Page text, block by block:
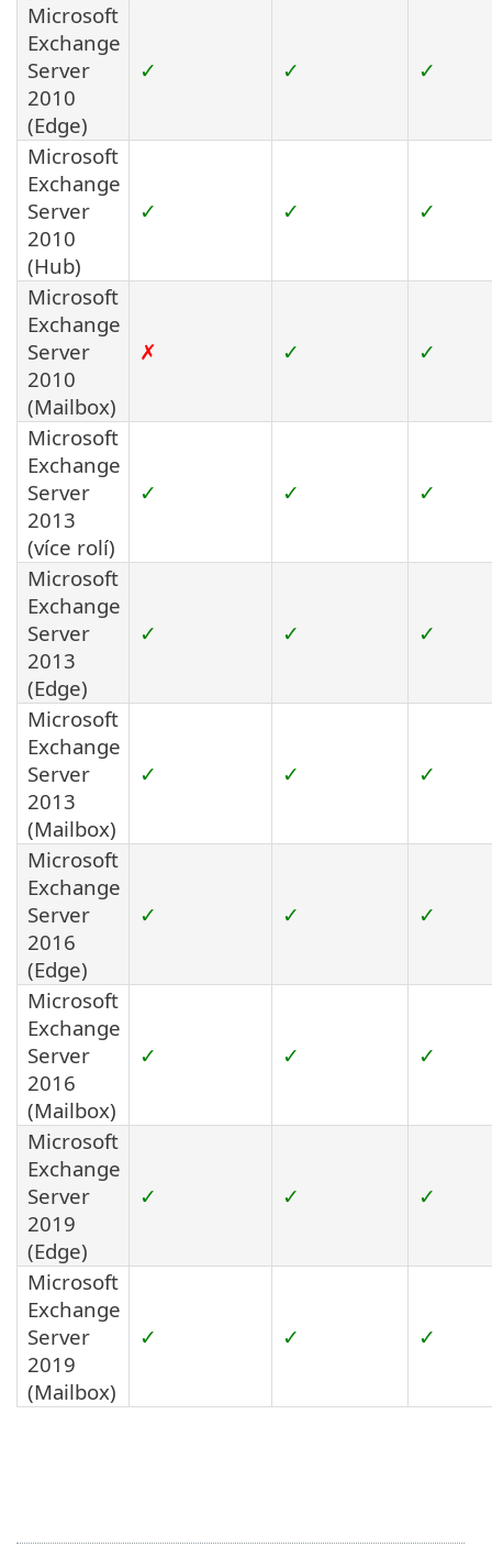
Microsoft
Exchange
Server
2010
(Edge)
✓ ✓ ✓
Microsoft
Exchange
Server
2010
(Hub)
✓ ✓ ✓
Microsoft
Exchange
Server
2010
(Mailbox)
✗ ✓ ✓
Microsoft
Exchange
Server
2013
(více rolí)
✓ ✓ ✓
Microsoft
Exchange
Server
2013
(Edge)
✓ ✓ ✓
Microsoft
Exchange
Server
2013
(Mailbox)
✓ ✓ ✓
Microsoft
Exchange
Server
2016
(Edge)
✓ ✓ ✓
Microsoft
Exchange
Server
2016
(Mailbox)
✓ ✓ ✓
Microsoft
Exchange
Server
2019
(Edge)
✓ ✓ ✓
Microsoft
Exchange
Server
2019
(Mailbox)
✓ ✓ ✓